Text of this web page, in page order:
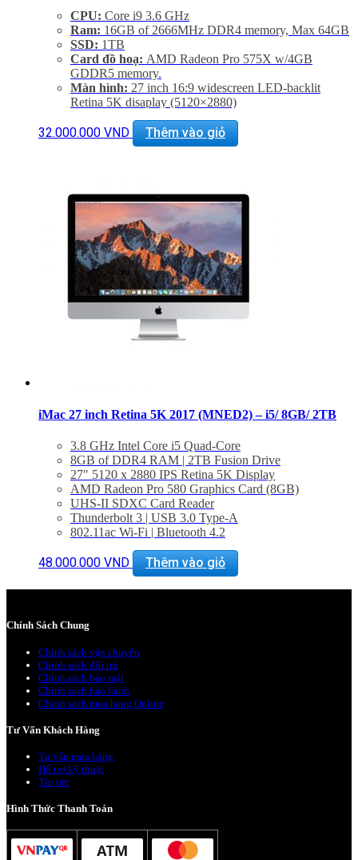
CPU: Core i9 3.6 GHz
Ram: 16GB of 2666MHz DDR4 memory, Max 64GB
SSD: 1TB
Card đồ hoạ: AMD Radeon Pro 575X w/4GB
GDDR5 memory.
Màn hình: 27 inch 16:9 widescreen LED-backlit
Retina 5K disaplay (5120×2880)
1 SDXC SD Card, 4 USB 3.0, 2
Thunderbolt 3, GigaEthernet (LAN)
Tình trạng:Mới 99%
32.000.000 VND Thêm vào giỏ
iMac 27 inch Retina 5K 2017 (MNED2) – i5/ 8GB/ 2TB
3.8 GHz Intel Core i5 Quad-Core
8GB of DDR4 RAM | 2TB Fusion Drive
27″ 5120 x 2880 IPS Retina 5K Display
AMD Radeon Pro 580 Graphics Card (8GB)
UHS-II SDXC Card Reader
Thunderbolt 3 | USB 3.0 Type-A
802.11ac Wi-Fi | Bluetooth 4.2
Magic Keyboard & Magic Mouse 2 Included
macOS Sierra
48.000.000 VND Thêm vào giỏ
Chính Sách Chung
Chính sách vận chuyển
Chính sách đổi trả
Chính sách bảo mật
Chính sách bảo hành
Chính sách mua hàng Online
Tư Vấn Khách Hàng
Tư vấn mua hàng
Hỗ trợ kỹ thuật
Tin tức
Hình Thức Thanh Toán